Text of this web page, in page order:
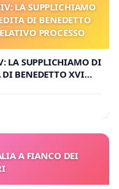
LA SUPPLICHIAMO
DI BENEDETTO
PROCESSO
LA SUPPLICHIAMO DI
BENEDETTO XVI
A FIANCO DEI